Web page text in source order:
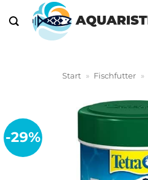
Inhalt
springen
Start » Fischfutter »
-29%